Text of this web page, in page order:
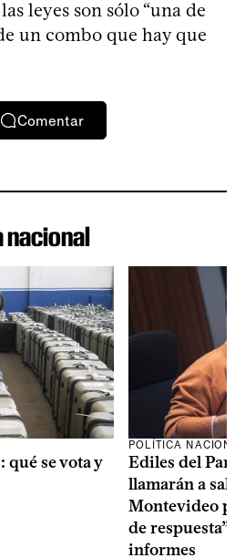
leyes son sólo “una de
un combo que hay que
Comentar
nacional
qué se vota y
POLÍTICA
Ediles del
llamarán a sala
Montevideo
de respuesta”
informes